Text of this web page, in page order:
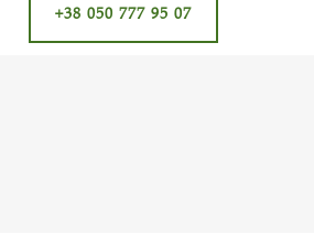
+38 050 777 95 07